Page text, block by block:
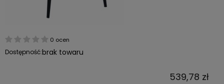
0 ocen
Dostępność:brak towaru
539,78 zł